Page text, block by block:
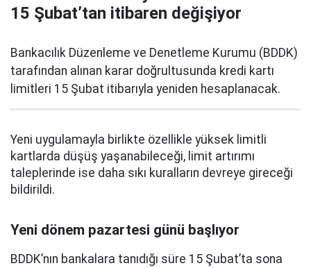
15 Şubat’tan itibaren değişiyor
Bankacılık Düzenleme ve Denetleme Kurumu (BDDK)
tarafından alınan karar doğrultusunda kredi kartı
limitleri 15 Şubat itibarıyla yeniden hesaplanacak.
Yeni uygulamayla birlikte özellikle yüksek limitli
kartlarda düşüş yaşanabileceği, limit artırımı
taleplerinde ise daha sıkı kuralların devreye gireceği
bildirildi.
Yeni dönem pazartesi günü başlıyor
BDDK’nın bankalara tanıdığı süre 15 Şubat’ta sona